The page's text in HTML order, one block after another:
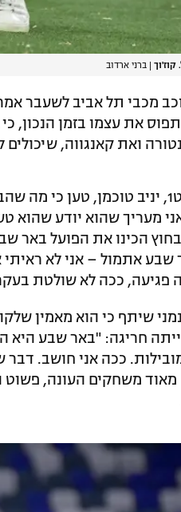
| ברני ארדוב
מכבי תל אביב לשעבר
את עצמו בזמן הנכון,
ואת קאנגווה, שיכולים
כתב ספורט1, יניב טוכמן,
מעריך שהוא יודע שהוא
הכינו את הפועל באר
שבע אתמול – אני לא
פגיעה, ככה לא שולטת
שיתף כי הוא מאמין
חריגה: "באר שבע היא
ככה אני חושב.
משחקים העונה, פשוט